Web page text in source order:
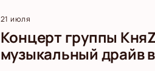
21 июля
Концерт группы
музыкальный драйв